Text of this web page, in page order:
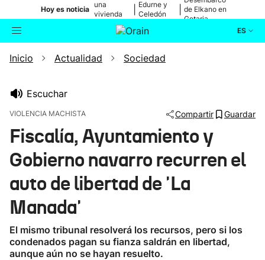
Hoy es noticia
una
vivienda
de Bilbao
Edurne y
Celedón
de Elkano en
Getaria
ES
Buscador Actualidad
Ikusmiran
Eguraldia
Inicio Actualidad Sociedad
Escuchar
VIOLENCIA MACHISTA Compartir Guardar
Fiscalía, Ayuntamiento y
Gobierno navarro recurren el
auto de libertad de 'La
Manada'
El mismo tribunal resolverá los recursos, pero si los
condenados pagan su fianza saldrán en libertad,
aunque aún no se hayan resuelto.